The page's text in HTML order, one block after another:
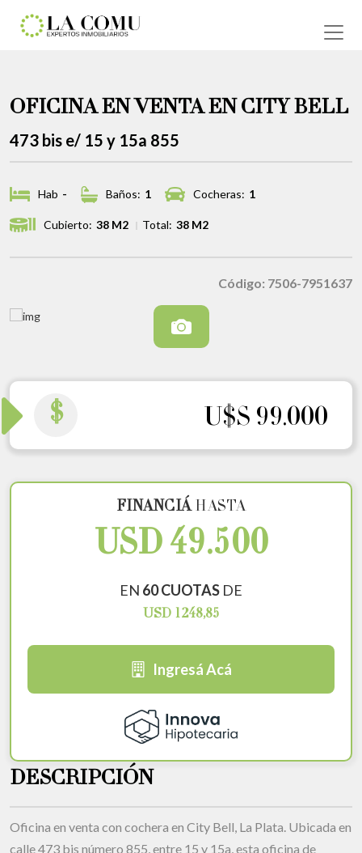
OFICINA EN VENTA EN CITY BELL
473 bis e/ 15 y 15a 855
Hab - Baños: 1 Cocheras: 1
Cubierto: 38 M2 Total: 38 M2
Código: 7506-7951637
$ U$S 99.000
FINANCIÁHASTA
USD 49.500
EN 60 CUOTAS DE
USD 1248,85
Ingresá Acá
DESCRIPCIÓN
Oficina en venta con cochera en City Bell, La Plata. Ubicada en
calle 473 bis número 855, entre 15 y 15a, esta oficina de